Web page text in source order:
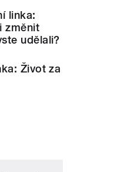
linka:
změnit
udělali?
Život za